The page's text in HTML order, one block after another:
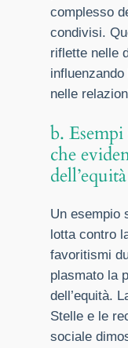
complesso
condivisi.
riflette nelle
nelle
b.
che
dell’equità
Un esempio
lotta contro
favoritismi
plasmato la
dell’equità.
Stelle e le
sociale